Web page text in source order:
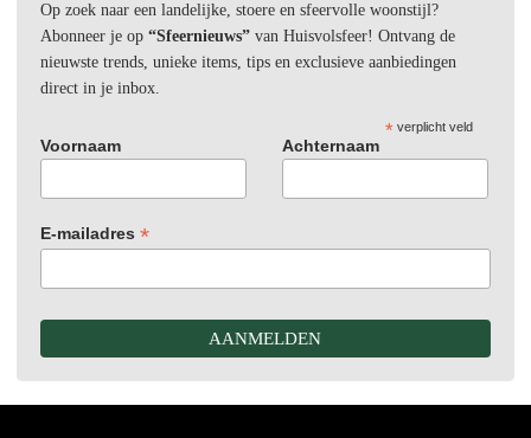
Op zoek naar een landelijke, stoere en sfeervolle woonstijl?
Abonneer je op “Sfeernieuws”van Huisvolsfeer! Ontvang de
nieuwste trends, unieke items, tips en exclusieve aanbiedingen
direct in je inbox.
*verplicht veld
Voornaam Achternaam
E-mailadres *